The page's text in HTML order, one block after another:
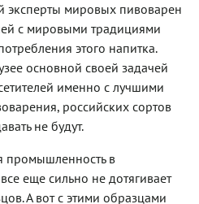
эксперты мировых пивоварен
с мировыми традициями
этого напитка.
основной своей задачей
именно с лучшими
российских сортов
не будут.
промышленность в
еще сильно не дотягивает
А вот с этими образцами